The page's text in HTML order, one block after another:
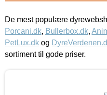
De mest populære
Porcani.dk, Bullerbox.dk,
PetLux.dk og
sortiment til gode priser.